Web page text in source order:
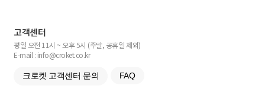
고객센터
평일 오전 11시 ~ 오후 5시 (주말, 공휴일 제외)
E-mail : info@croket.co.kr
크로켓 고객센터 문의 FAQ